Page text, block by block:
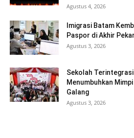
Agustus 4, 2026
Imigrasi Batam
Paspor di Akhir
Agustus 3, 2026
Sekolah
Menumbuhkan
Galang
Agustus 3, 2026